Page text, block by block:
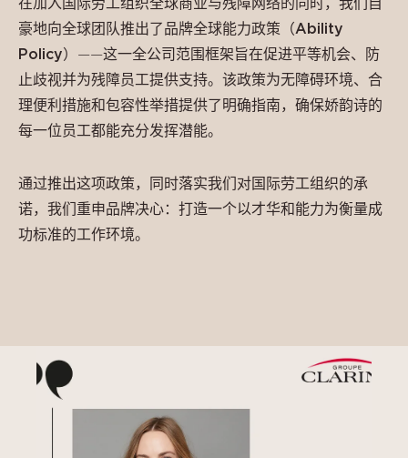
在加入国际劳工组织全球商业与残障网络的同时，我们自
豪地向全球团队推出了品牌全球能力政策（Ability
Policy） ——这一全公司范围框架旨在促进平等机会、防
止歧视并为残障员工提供支持。该政策为无障碍环境、合
理便利措施和包容性举措提供了明确指南，确保娇韵诗的
每一位员工都能充分发挥潜能。
通过推出这项政策，同时落实我们对国际劳工组织的承
诺，我们重申品牌决心：打造一个以才华和能力为衡量成
功标准的工作环境。